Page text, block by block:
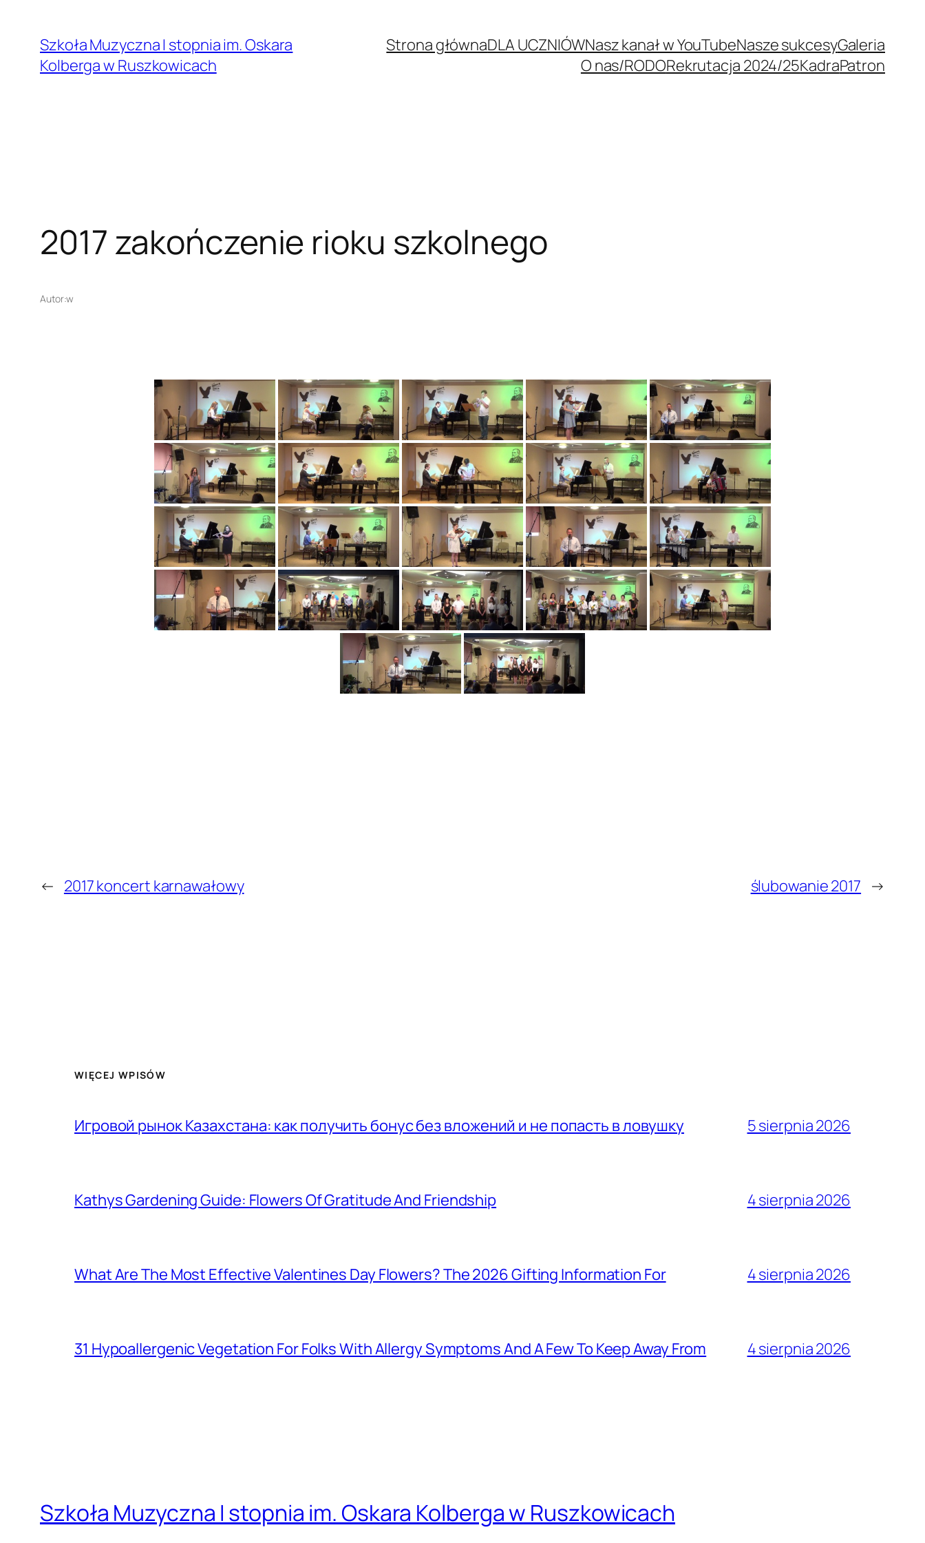
treści
Szkoła Muzyczna I stopnia im. Oskara
Kolberga w Ruszkowicach
Strona głównaDLA UCZNIÓWNasz kanał w YouTubeNasze sukcesyGaleria
O nas/RODORekrutacja 2024/25KadraPatron
2017 zakończenie rioku szkolnego
Autor:w
← 2017 koncert karnawałowy ślubowanie 2017 →
WIĘCEJ WPISÓW
Игровой рынок Казахстана: как получить бонус без вложений и не попасть в ловушку 5 sierpnia 2026
Kathys Gardening Guide: Flowers Of Gratitude And Friendship 4 sierpnia 2026
What Are The Most Effective Valentines Day Flowers? The 2026 Gifting Information For 4 sierpnia 2026
31 Hypoallergenic Vegetation For Folks With Allergy Symptoms And A Few To Keep Away From 4 sierpnia 2026
Szkoła Muzyczna I stopnia im. Oskara Kolberga w Ruszkowicach